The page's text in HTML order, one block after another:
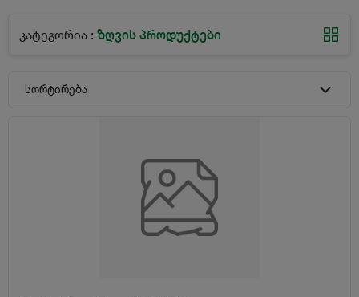
კატეგორია : ზღვის პროდუქტები
სორტირება